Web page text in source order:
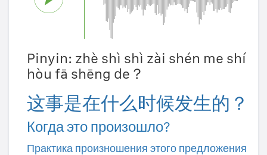
Pinyin: zhè shì shì zài shén me shí
hòu fā shēng de？
这事是在什么时候发生的？
Когда это произошло?
Практика произношения этого предложения